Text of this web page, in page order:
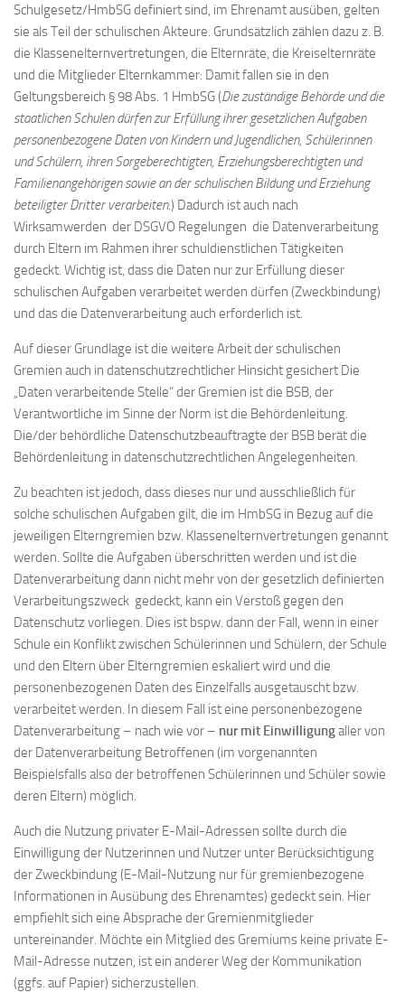
Schulgesetz/HmbSG definiert sind, im Ehrenamt ausüben, gelten
sie als Teil der schulischen Akteure. Grundsätzlich zählen dazu z. B.
die Klassenelternvertretungen, die Elternräte, die Kreiselternräte
und die Mitglieder Elternkammer: Damit fallen sie in den
Geltungsbereich § 98 Abs. 1 HmbSG (Die zuständige Behörde und die
staatlichen Schulen dürfen zur Erfüllung ihrer gesetzlichen Aufgaben
personenbezogene Daten von Kindern und Jugendlichen, Schülerinnen
und Schülern, ihren Sorgeberechtigten, Erziehungsberechtigten und
Familienangehörigen sowie an der schulischen Bildung und Erziehung
beteiligter Dritter verarbeiten.) Dadurch ist auch nach
Wirksamwerden der DSGVO Regelungen die Datenverarbeitung
durch Eltern im Rahmen ihrer schuldienstlichen Tätigkeiten
gedeckt. Wichtig ist, dass die Daten nur zur Erfüllung dieser
schulischen Aufgaben verarbeitet werden dürfen (Zweckbindung)
und das die Datenverarbeitung auch erforderlich ist.
Auf dieser Grundlage ist die weitere Arbeit der schulischen
Gremien auch in datenschutzrechtlicher Hinsicht gesichert Die
„Daten verarbeitende Stelle“ der Gremien ist die BSB, der
Verantwortliche im Sinne der Norm ist die Behördenleitung.
Die/der behördliche Datenschutzbeauftragte der BSB berät die
Behördenleitung in datenschutzrechtlichen Angelegenheiten.
Zu beachten ist jedoch, dass dieses nur und ausschließlich für
solche schulischen Aufgaben gilt, die im HmbSG in Bezug auf die
jeweiligen Elterngremien bzw. Klassenelternvertretungen genannt
werden. Sollte die Aufgaben überschritten werden und ist die
Datenverarbeitung dann nicht mehr von der gesetzlich definierten
Verarbeitungszweck gedeckt, kann ein Verstoß gegen den
Datenschutz vorliegen. Dies ist bspw. dann der Fall, wenn in einer
Schule ein Konflikt zwischen Schülerinnen und Schülern, der Schule
und den Eltern über Elterngremien eskaliert wird und die
personenbezogenen Daten des Einzelfalls ausgetauscht bzw.
verarbeitet werden. In diesem Fall ist eine personenbezogene
Datenverarbeitung – nach wie vor – nur mit Einwilligungaller von
der Datenverarbeitung Betroffenen (im vorgenannten
Beispielsfalls also der betroffenen Schülerinnen und Schüler sowie
deren Eltern) möglich.
Auch die Nutzung privater E-Mail-Adressen sollte durch die
Einwilligung der Nutzerinnen und Nutzer unter Berücksichtigung
der Zweckbindung (E-Mail-Nutzung nur für gremienbezogene
Informationen in Ausübung des Ehrenamtes) gedeckt sein. Hier
empfiehlt sich eine Absprache der Gremienmitglieder
untereinander. Möchte ein Mitglied des Gremiums keine private E-
Mail-Adresse nutzen, ist ein anderer Weg der Kommunikation
(ggfs. auf Papier) sicherzustellen.